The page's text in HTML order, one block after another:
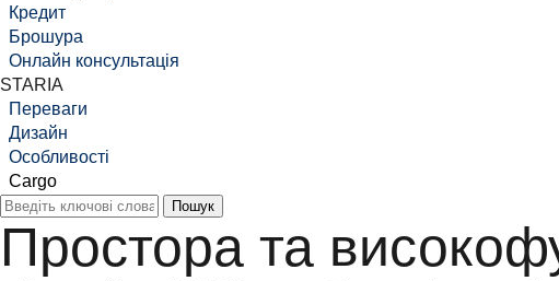
Кредит
Брошура
Онлайн консультація
STARIA
Переваги
Дизайн
Особливості
Cargo
Простора та